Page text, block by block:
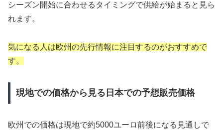
シーズン開始に合わせるタイミングで供給が始まると見ら
れます。
気になる人は欧州の先行情報に注目するのがおすすめで
す。
現地での価格から見る日本での予想販売価格
欧州での価格は現地で約5000ユーロ前後になる見通しで